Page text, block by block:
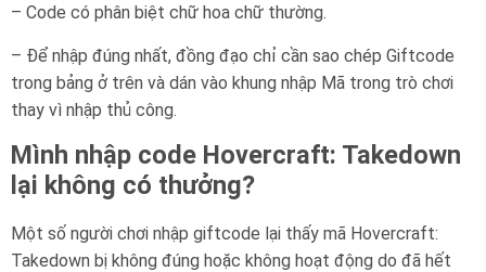
– Code có phân biệt chữ hoa chữ thường.
– Để nhập đúng nhất, đồng đạo chỉ cần sao chép Giftcode
trong bảng ở trên và dán vào khung nhập Mã trong trò chơi
thay vì nhập thủ công.
Mình nhập code Hovercraft: Takedown
lại không có thưởng?
Một số người chơi nhập giftcode lại thấy mã Hovercraft:
Takedown bị không đúng hoặc không hoạt động do đã hết